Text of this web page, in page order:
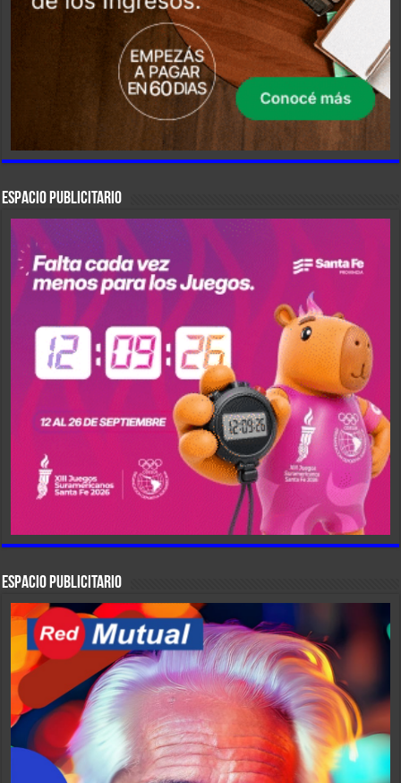
ESPACIO PUBLICITARIO
ESPACIO PUBLICITARIO